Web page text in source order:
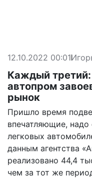
12.10.2022 00:01
Каждый третий:
автопром
рынок
Пришло время
впечатляющие,
легковых
данным агентства
реализовано 44,4
чем за тот же